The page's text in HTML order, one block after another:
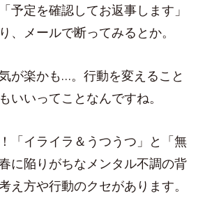
予定を確認してお返事します」
、メールで断ってみるとか。
が楽かも…。行動を変えること
いいってことなんですね。
「イライラ＆うつうつ」と「無
に陥りがちなメンタル不調の背
え方や行動のクセがあります。